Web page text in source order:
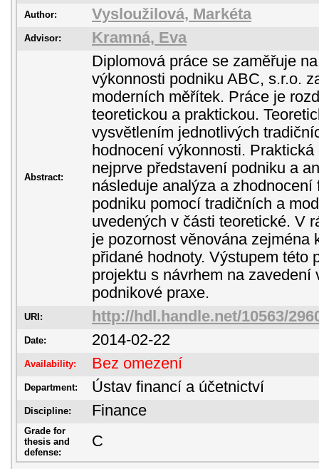
Author: Vysloužilová, Markéta
Advisor: Kramná, Eva
Abstract:
Diplomová práce se zaměřuje
výkonnosti podniku ABC, s.r.o.
moderních měřítek. Práce je
teoretickou a praktickou.
vysvětlením jednotlivých
hodnocení výkonnosti.
nejprve představení podniku a
následuje analýza a
podniku pomocí tradičních a
uvedených v části teoretické. V
je pozornost věnována zejména
přidané hodnoty. Výstupem této
projektu s návrhem na zavedení
podnikové praxe.
URI: http://hdl.handle.net/10563/
Date: 2014-02-22
Availability: Bez omezení
Department: Ústav financí a účetnictví
Discipline: Finance
Grade for
thesis and
defense:
C